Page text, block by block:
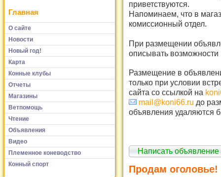
Главная
О сайте
Новости
Новый год!
Карта
Конные клубы
Отчеты
Магазины
Ветпомощь
Чтение
Объявления
Видео
Племенное коневодство
Конный спорт
приветствуются.
Напоминаем, что в
комиссионный отдел.
При размещении
описывать возможности
Размещение в
только при условии
сайта со ссылкой на
mail@koni66.ru до
объявления удаляются
Написать объявление
Продам оголовье!